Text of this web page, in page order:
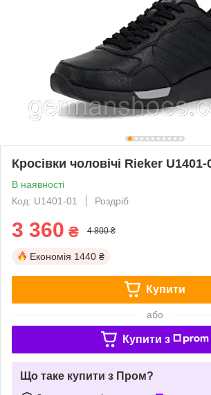
Кросівки чоловічі Rieker U1401-
В наявності
Код: U1401-01
Роздріб
3 360 ₴ 4 800 ₴
Економія 1440 ₴
Купити
або
Купити з
Що таке купити з Пром?